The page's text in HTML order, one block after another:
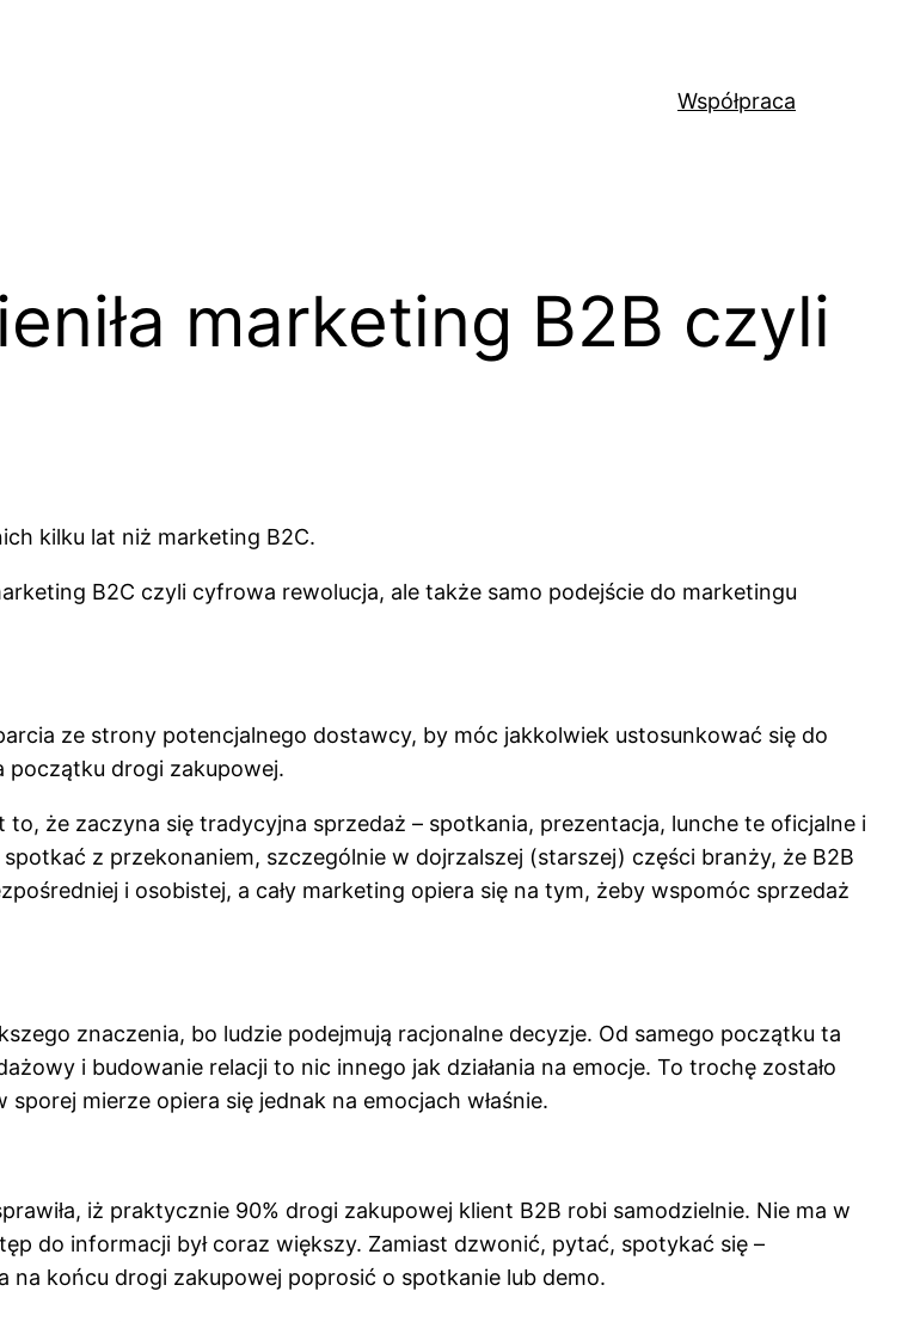
Współpraca
marketing B2B czyli
kilku lat niż marketing B2C.
B2C czyli cyfrowa rewolucja, ale także samo podejście do marketingu
ze strony potencjalnego dostawcy, by móc jakkolwiek ustosunkować się do
początku drogi zakupowej.
że zaczyna się tradycyjna sprzedaż – spotkania, prezentacja, lunche te oficjalne i
z przekonaniem, szczególnie w dojrzalszej (starszej) części branży, że B2B
i osobistej, a cały marketing opiera się na tym, żeby wspomóc sprzedaż
znaczenia, bo ludzie podejmują racjonalne decyzje. Od samego początku ta
i budowanie relacji to nic innego jak działania na emocje. To trochę zostało
sporej mierze opiera się jednak na emocjach właśnie.
iż praktycznie 90% drogi zakupowej klient B2B robi samodzielnie. Nie ma w
do informacji był coraz większy. Zamiast dzwonić, pytać, spotykać się –
końcu drogi zakupowej poprosić o spotkanie lub demo.